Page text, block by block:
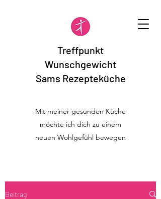
Treffpunkt
Wunschgewicht
Sams Rezepteküche
Mit meiner gesunden Küche
möchte ich dich zu einem
neuen Wohlgefühl bewegen
Beitrag